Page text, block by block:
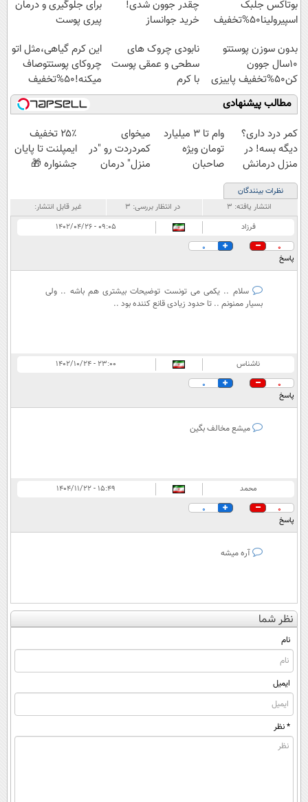
بوتاکس جلبک
اسپیرولینا50%تخفیف
چقدر جوون شدی!
خرید جوانساز
ویژه
برای جلوگیری و درمان
پیری پوست
بدون سوزن پوستتو
10سال جوون
کن50%تخفیف پاییزی
نابودی چروک های
سطحی و عمقی پوست
با کرم
آلمانی(45%تخفیف)
این کرم گیاهی،مثل اتو
چروکای پوستتوصاف
میکنه!50%تخفیف
مطالب پیشنهادی
کمر درد داری؟
دیگه بسه! در
منزل درمانش
کن
(◀پرسش‌نامه)
وام تا ۳ میلیارد
تومان ویژه
صاحبان
میخوای
کمردردت رو "در
منزل" درمان
۲۵٪ تخفیف
ایمپلنت تا پایان
جشنواره 🎁
نظرات بینندگان
انتشار یافته: ۳ در انتظار بررسی: ۳
غیر قابل انتشار:
فرزاد
۰۹:۰۵ - ۱۴۰۲/۰۴/۲۶
0
0
پاسخ
سلام .. یکمی می تونست توضیحات بیشتری هم باشه .. ولی
بسیار ممنونم .. تا حدود زیادی قانع کننده بود ..
ناشناس
۲۳:۰۰ - ۱۴۰۲/۱۰/۲۴
0
0
پاسخ
میشع مخالف بگین
محمد
۱۵:۴۹ - ۱۴۰۴/۱۱/۲۲
0
0
پاسخ
آره میشه
نظر شما
نام
ایمیل
* نظر